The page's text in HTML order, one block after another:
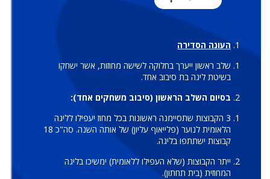
העונה הסדירה
שלב ראשון ייערך בחלוקה לשישה מחוזות, אשר ישחקו
בשיטת ליגה בת סיבוב אחד.
בסיום השלב הראשון (סיבוב משחקים אחד):
3 הקבוצות שתסיימנה ראשונות בכל מחוז יעפילו לליגה
הלאומית לנוער (פלייאוף עליון) של אותה השנה. סה"כ 18
קבוצות ישתתפו בליגה.
ייתר הקבוצות (שלא העפילו ללאומית) ימשיכו בליגה
המחוזית (בית תחתון).